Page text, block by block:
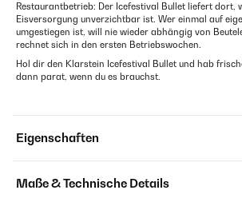
Restaurantbetrieb: Der Icefestival Bullet liefert dort,
Eisversorgung unverzichtbar ist. Wer einmal auf
umgestiegen ist, will nie wieder abhängig von
rechnet sich in den ersten Betriebswochen.
Hol dir den Klarstein Icefestival Bullet und hab
dann parat, wenn du es brauchst.
Eigenschaften
Maße & Technische Details